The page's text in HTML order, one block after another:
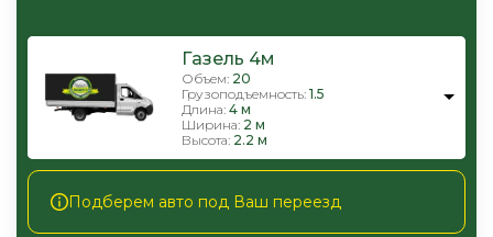
Газель 4м
Объем: 20
Грузоподъемность: 1.5
Длина: 4 м
Ширина: 2 м
Высота: 2.2 м
Подберем авто под Ваш переезд